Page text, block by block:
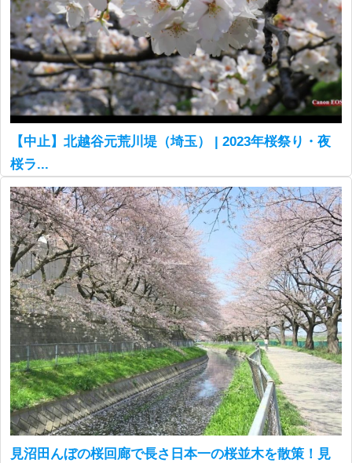
【中止】北越谷元荒川堤（埼玉） | 2023年桜祭り・夜
桜ラ...
見沼田んぼの桜回廊で長さ日本一の桜並木を散策！見